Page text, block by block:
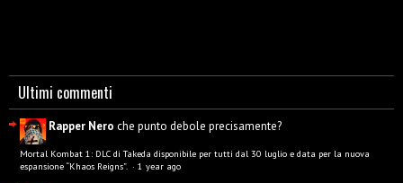
Ultimi commenti
Rapper Nero che punto debole precisamente?
Mortal Kombat 1: DLC di Takeda disponibile per tutti dal 30 luglio e data per la nuova
espansione “Khaos Reigns”. · 1 year ago